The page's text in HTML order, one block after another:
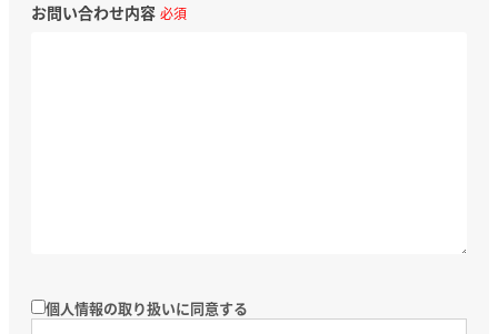
お問い合わせ内容 必須
個人情報の取り扱いに同意する